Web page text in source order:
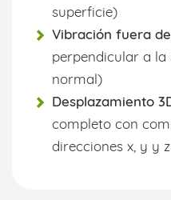
superficie)
Vibración fuera
perpendicular a
normal)
Desplazamiento
completo con
direcciones x, y y z